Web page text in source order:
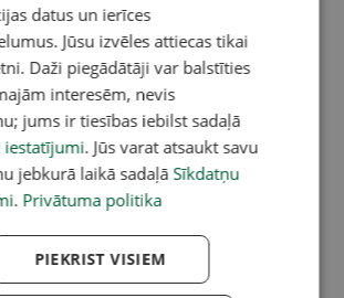
datus un ierīces
Jūsu izvēles attiecas tikai
Daži piegādātāji var balstīties
interesēm, nevis
jums ir tiesības iebilst sadaļā
iestatījumi. Jūs varat atsaukt savu
jebkurā laikā sadaļā Sīkdatņu
. Privātuma politika
PIEKRIST VISIEM